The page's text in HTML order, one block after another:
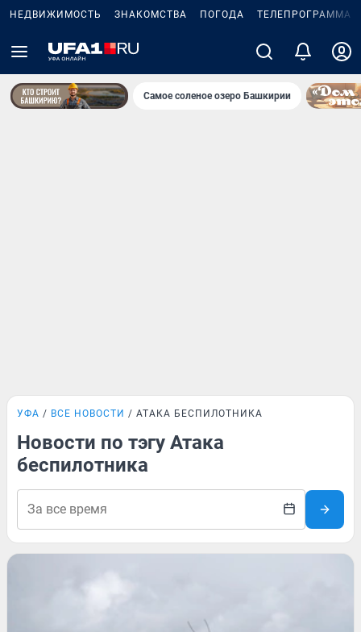
НЕДВИЖИМОСТЬ ЗНАКОМСТВА ПОГОДА ТЕЛЕПРОГРАММА
Самое соленое озеро Башкирии
УФА ВСЕ НОВОСТИ АТАКА БЕСПИЛОТНИКА
Новости по тэгу Атака
беспилотника